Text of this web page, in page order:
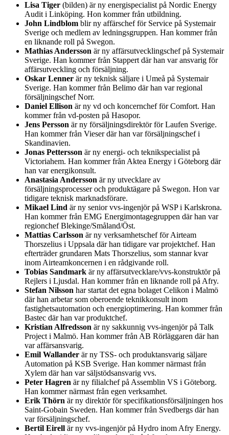
Lisa Tiger (bilden) är ny energispecialist på Nordic Energy
Audit i Linköping. Hon kommer från utbildning.
John Lindblom blir ny affärschef för Service på Systemair
Sverige och medlem av ledningsgruppen. Han kommer från
en liknande roll på Swegon.
Mathias Andersson är ny affärsutvecklingschef på Systemair
Sverige. Han kommer från Stappert där han var ansvarig för
affärsutveckling och försäljning.
Oskar Lenner är ny teknisk säljare i Umeå på Systemair
Sverige. Han kommer från Belimo där han var regional
försäljningschef Norr.
Daniel Ellison är ny vd och koncernchef för Comfort. Han
kommer från vd-posten på Hasopor.
Jens Persson är ny försäljningsdirektör för Laufen Sverige.
Han kommer från Vieser där han var försäljningschef i
Skandinavien.
Jonas Pettersson är ny energi- och teknikspecialist på
Victoriahem. Han kommer från Aktea Energy i Göteborg där
han var energikonsult.
Anastasia Andersson är ny utvecklare av
försäljningsprocesser och produktägare på Swegon. Hon var
tidigare teknisk marknadsförare.
Mikael Lind är ny senior vvs-ingenjör på WSP i Karlskrona.
Han kommer från EMG Energimontagegruppen där han var
regionchef Blekinge/Småland/Öst.
Mattias Carlsson är ny verksamhetschef för Airteam
Thorszelius i Uppsala där han tidigare var projektchef. Han
efterträder grundaren Mats Thorszelius, som stannar kvar
inom Airteamkoncernen i en rådgivande roll.
Tobias Sandmark är ny affärsutvecklare/vvs-konstruktör på
Rejlers i Ljusdal. Han kommer från en liknande roll på Afry.
Stefan Nilsson har startat det egna bolaget Celikon i Malmö
där han arbetar som oberoende teknikkonsult inom
fastighetsautomation och energioptimering. Han kommer från
Bastec där han var produktchef.
Kristian Alfredsson är ny sakkunnig vvs-ingenjör på Talk
Project i Malmö. Han kommer från AB Rörläggaren där han
var affärsansvarig.
Emil Wallander är ny TSS- och produktansvarig säljare
Automation på KSB Sverige. Han kommer närmast från
Xylem där han var säljstödsansvarig vvs.
Peter Hagren är ny filialchef på Assemblin VS i Göteborg.
Han kommer närmast från egen verksamhet.
Erik Thörn är ny direktör för specifikationsförsäljningen hos
Saint-Gobain Sweden. Han kommer från Svedbergs där han
var försäljningschef.
Bertil Eirell är ny vvs-ingenjör på Hydro inom Afry Energy.